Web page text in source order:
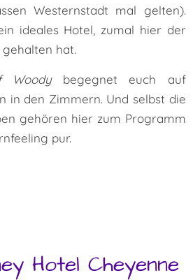
Westernstadt mal gelten).
ideales Hotel, zumal hier der
hat.
Woodybegegnet euch auf
in den Zimmern. Und selbst die
gehören hier zum Programm
pur.
Hotel Cheyenne